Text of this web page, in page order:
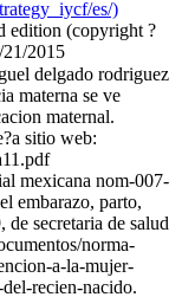
es/)
edition (copyright ?
21/2015
delgado rodriguez
materna se ve
maternal.
sitio web:
mexicana nom-007-
embarazo, parto,
secretaria de salud
norma-
a-la-mujer-
recien-nacido.